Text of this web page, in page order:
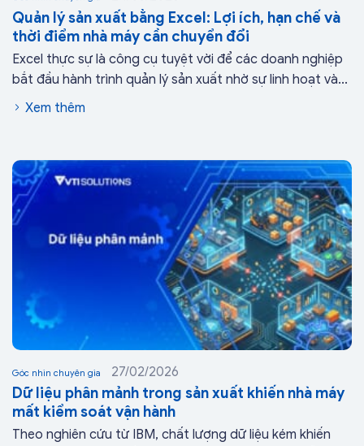
Quản lý sản xuất bằng Excel: Lợi ích, hạn chế và
thời điểm nhà máy cần chuyển đổi
Excel thực sự là công cụ tuyệt vời để các doanh nghiệp
bắt đầu hành trình quản lý sản xuất nhờ sự linh hoạt và...
Xem thêm
Góc nhìn chuyên gia 27/02/2026
Dữ liệu phân mảnh trong sản xuất khiến nhà máy
mất kiểm soát vận hành
Theo nghiên cứu từ IBM, chất lượng dữ liệu kém khiến